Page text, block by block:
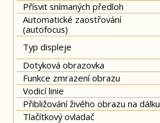
Přísvit snímaných předloh
Automatické zaostřování
(autofocus)
Typ displeje
Dotyková obrazovka
Funkce zmrazení obrazu
Vodicí linie
Přibližování živého obrazu na dálku
Tlačítkový ovladač